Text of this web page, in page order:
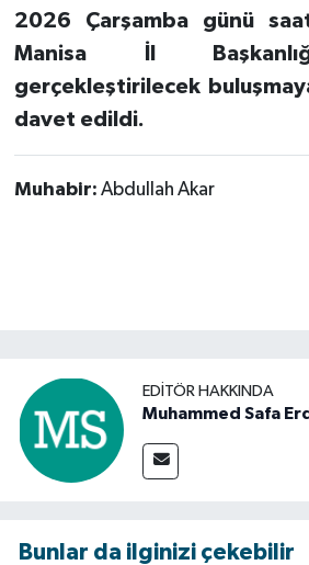
2026 Çarşamba günü
Manisa İl
gerçekleştirilecek
davet edildi.
Muhabir: Abdullah Akar
EDITÖR HAKKINDA
Muhammed Safa
Bunlar da ilginizi çekebilir